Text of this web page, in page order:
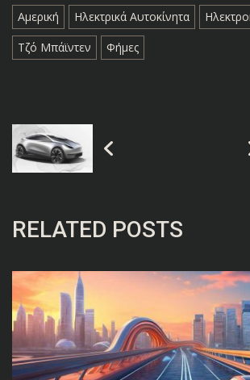
Αμερική Ηλεκτρικά Αυτοκίνητα
Τζό Μπάϊντεν
Φήμες
RELATED POSTS